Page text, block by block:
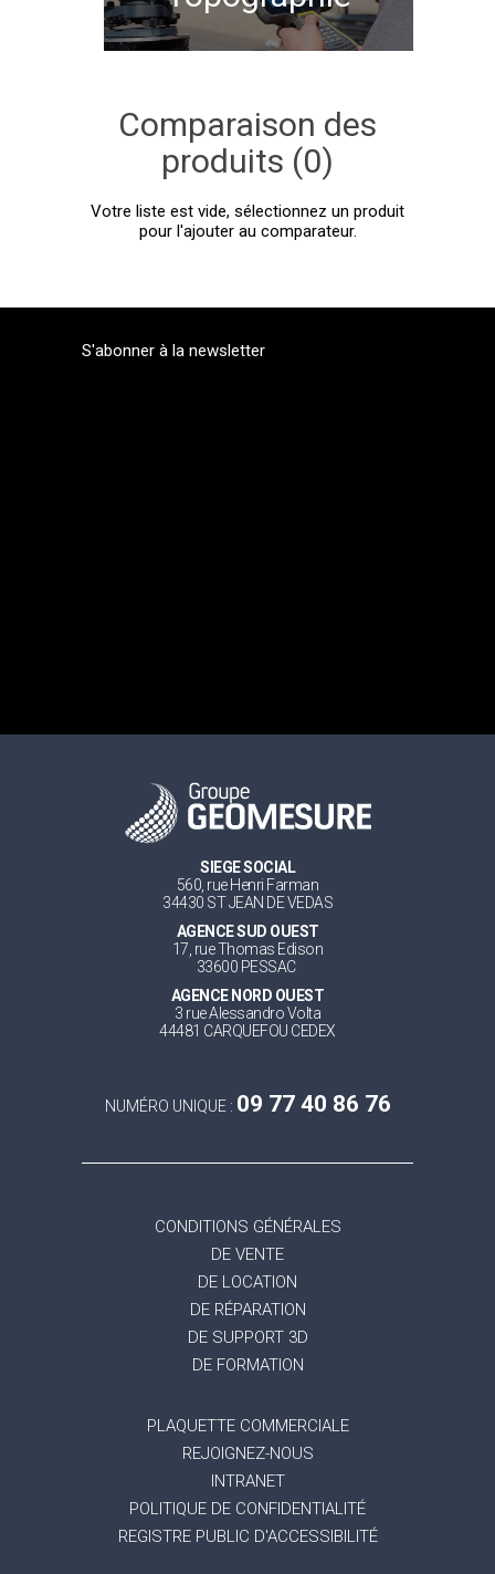
Comparaison des
produits (0)
Votre liste est vide, sélectionnez un produit
pour l'ajouter au comparateur.
S'abonner à la newsletter
SIEGE SOCIAL
560, rue Henri Farman
34430 ST JEAN DE VEDAS
AGENCE SUD OUEST
17, rue Thomas Edison
33600 PESSAC
AGENCE NORD OUEST
3 rue Alessandro Volta
44481 CARQUEFOU CEDEX
NUMÉRO UNIQUE : 09 77 40 86 76
CONDITIONS GÉNÉRALES
DE VENTE
DE LOCATION
DE RÉPARATION
DE SUPPORT 3D
DE FORMATION
PLAQUETTE COMMERCIALE
REJOIGNEZ-NOUS
INTRANET
POLITIQUE DE CONFIDENTIALITÉ
REGISTRE PUBLIC D'ACCESSIBILITÉ